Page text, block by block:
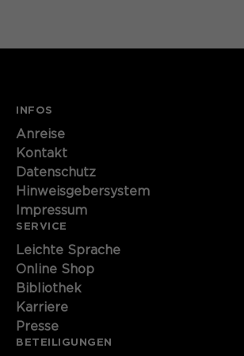
Zweck
INFOS
Anreise
Kontakt
Datenschutz
Hinweisgebersystem
Impressum
SERVICE
Leichte Sprache
Online Shop
Bibliothek
Karriere
Presse
BETEILIGUNGEN